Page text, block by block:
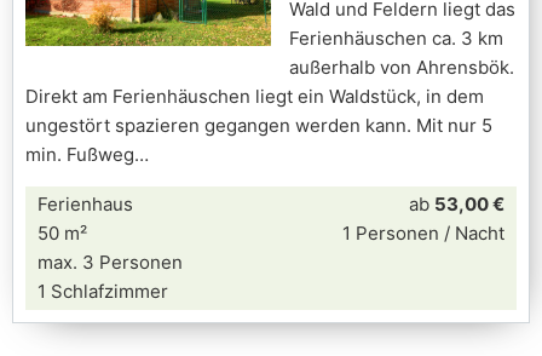
Wald und Feldern liegt das
Ferienhäuschen ca. 3 km
außerhalb von Ahrensbök.
Direkt am Ferienhäuschen liegt ein Waldstück, in dem
ungestört spazieren gegangen werden kann. Mit nur 5
min. Fußweg
Ferienhaus
50 m²
max. 3 Personen
1 Schlafzimmer
ab 53,00 €
1 Personen / Nacht